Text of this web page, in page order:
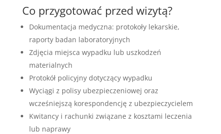
Co przygotować przed wizytą?
Dokumentacja medyczna: protokoły lekarskie,
raporty badan laboratoryjnych
Zdjęcia miejsca wypadku lub uszkodzeń
materialnych
Protokół policyjny dotyczący wypadku
Wyciągi z polisy ubezpieczeniowej oraz
wcześniejszą korespondencję z ubezpieczycielem
Kwitancy i rachunki związane z kosztami leczenia
lub naprawy